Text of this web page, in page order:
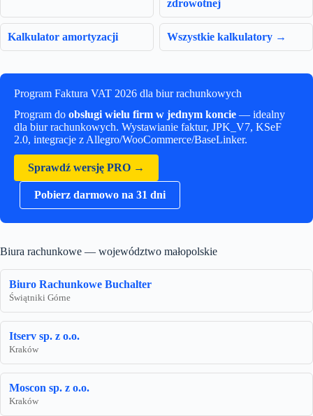
zdrowotnej
Kalkulator amortyzacji Wszystkie kalkulatory →
Program Faktura VAT 2026 dla biur rachunkowych
Program do obsługi wielu firm w jednym koncie — idealny
dla biur rachunkowych. Wystawianie faktur, JPK_V7, KSeF
2.0, integracje z Allegro/WooCommerce/BaseLinker.
Sprawdź wersję PRO →
Pobierz darmowo na 31 dni
Biura rachunkowe — województwo małopolskie
Biuro Rachunkowe Buchalter
Świątniki Górne
Itserv sp. z o.o.
Kraków
Moscon sp. z o.o.
Kraków